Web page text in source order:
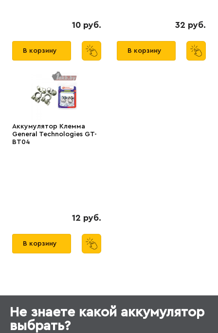
10 руб.
В корзину
32 руб.
В корзину
Аккумулятор Клемма
General Technologies GT-
BT04
12 руб.
В корзину
Не знаете какой аккумулятор
выбрать?